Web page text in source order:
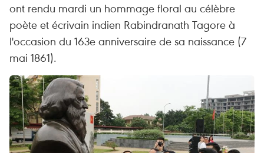
ont rendu mardi un hommage floral au célèbre
poète et écrivain indien Rabindranath Tagore à
l'occasion du 163e anniversaire de sa naissance (7
mai 1861).